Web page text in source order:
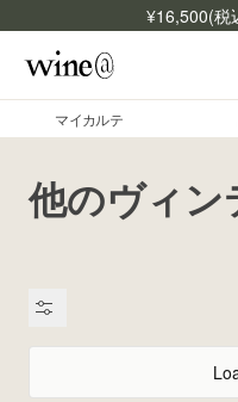
¥16,500(税
マイカルテ
マイカルテ
評価する
商品検索
他のヴィン